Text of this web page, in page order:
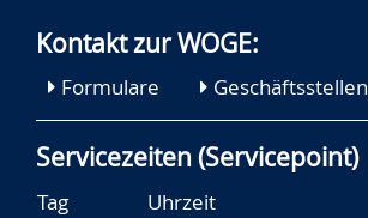
Kontakt zur WOGE:
Formulare Geschäftsstellen
Servicezeiten (Servicepoint)
Tag
Uhrzeit